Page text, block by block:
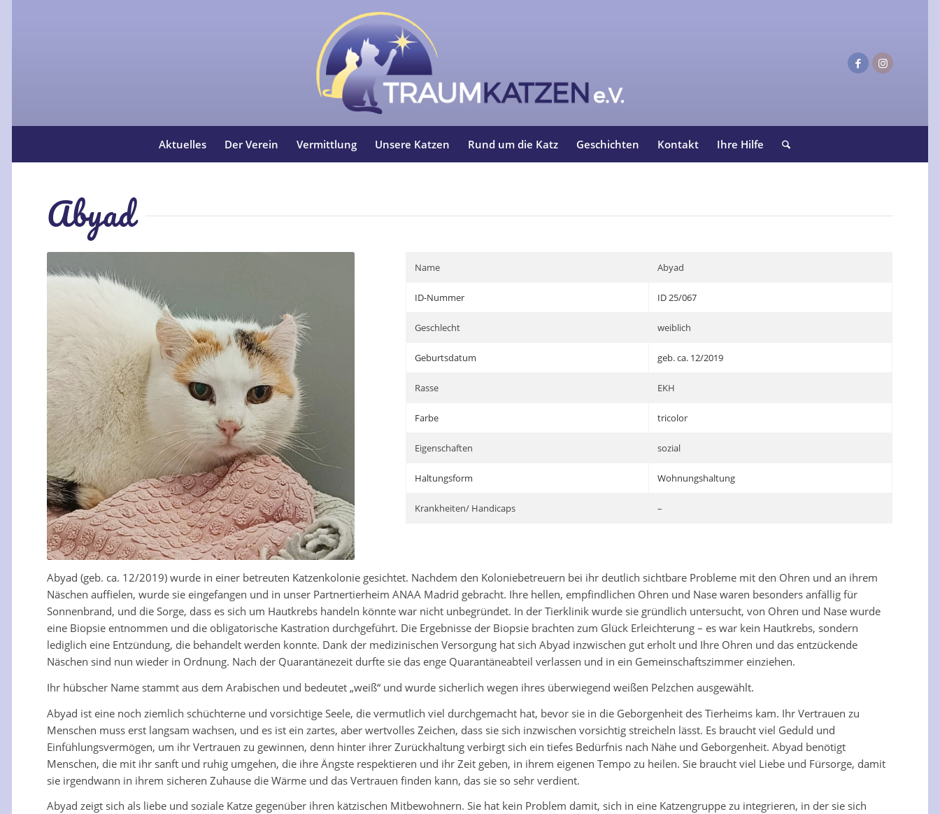
Aktuelles Der Verein Vermittlung Unsere Katzen Rund um die Katz Geschichten Kontakt Ihre Hilfe
Abyad
Name Abyad
ID-Nummer ID 25/067
Geschlecht weiblich
Geburtsdatum geb. ca. 12/2019
Rasse EKH
Farbe tricolor
Eigenschaften sozial
Haltungsform Wohnungshaltung
Krankheiten/ Handicaps –
Abyad (geb. ca. 12/2019) wurde in einer betreuten Katzenkolonie gesichtet. Nachdem den Koloniebetreuern bei ihr deutlich sichtbare Probleme mit den Ohren und an ihrem
Näschen auffielen, wurde sie eingefangen und in unser Partnertierheim ANAA Madrid gebracht. Ihre hellen, empfindlichen Ohren und Nase waren besonders anfällig für
Sonnenbrand, und die Sorge, dass es sich um Hautkrebs handeln könnte war nicht unbegründet. In der Tierklinik wurde sie gründlich untersucht, von Ohren und Nase wurde
eine Biopsie entnommen und die obligatorische Kastration durchgeführt. Die Ergebnisse der Biopsie brachten zum Glück Erleichterung – es war kein Hautkrebs, sondern
lediglich eine Entzündung, die behandelt werden konnte. Dank der medizinischen Versorgung hat sich Abyad inzwischen gut erholt und Ihre Ohren und das entzückende
Näschen sind nun wieder in Ordnung. Nach der Quarantänezeit durfte sie das enge Quarantäneabteil verlassen und in ein Gemeinschaftszimmer einziehen.
Ihr hübscher Name stammt aus dem Arabischen und bedeutet „weiß“ und wurde sicherlich wegen ihres überwiegend weißen Pelzchen ausgewählt.
Abyad ist eine noch ziemlich schüchterne und vorsichtige Seele, die vermutlich viel durchgemacht hat, bevor sie in die Geborgenheit des Tierheims kam. Ihr Vertrauen zu
Menschen muss erst langsam wachsen, und es ist ein zartes, aber wertvolles Zeichen, dass sie sich inzwischen vorsichtig streicheln lässt. Es braucht viel Geduld und
Einfühlungsvermögen, um ihr Vertrauen zu gewinnen, denn hinter ihrer Zurückhaltung verbirgt sich ein tiefes Bedürfnis nach Nähe und Geborgenheit. Abyad benötigt
Menschen, die mit ihr sanft und ruhig umgehen, die ihre Ängste respektieren und ihr Zeit geben, in ihrem eigenen Tempo zu heilen. Sie braucht viel Liebe und Fürsorge, damit
sie irgendwann in ihrem sicheren Zuhause die Wärme und das Vertrauen finden kann, das sie so sehr verdient.
Abyad zeigt sich als liebe und soziale Katze gegenüber ihren kätzischen Mitbewohnern. Sie hat kein Problem damit, sich in eine Katzengruppe zu integrieren, in der sie sich